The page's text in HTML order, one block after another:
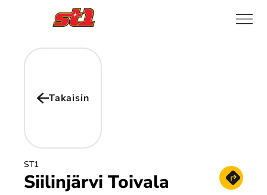
Takaisin
ST1
Siilinjärvi Toivala Hae